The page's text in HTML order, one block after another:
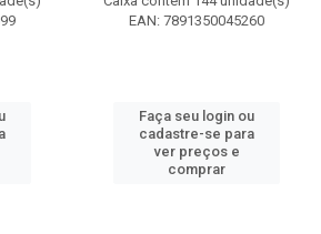
EAN: 7891350045260
Faça seu login ou
cadastre-se para
ver preços e
comprar